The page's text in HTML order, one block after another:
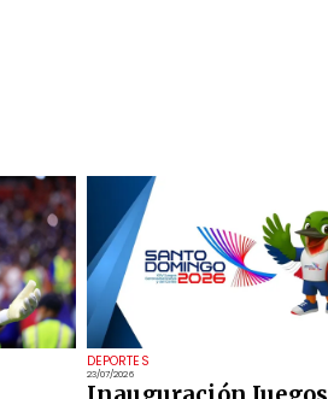
DEPORTES
23/07/2026